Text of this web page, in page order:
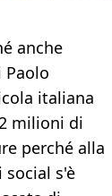
anche
italiana
milioni di
perché alla
s'è